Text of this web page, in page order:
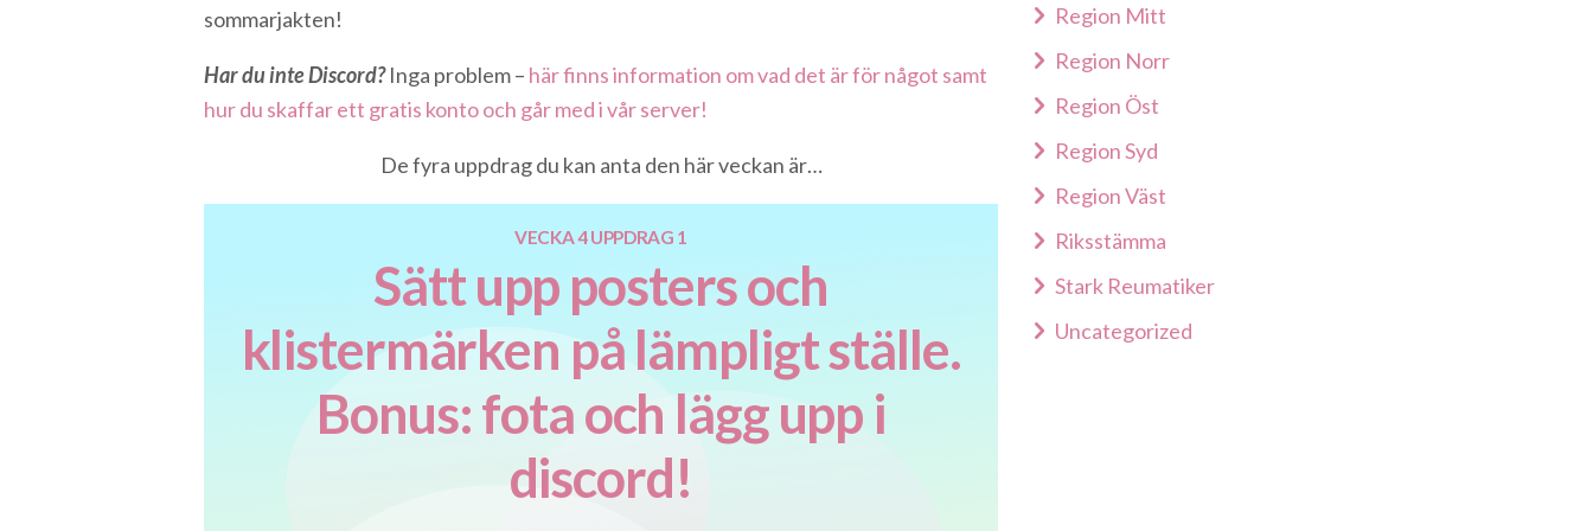
sommarjakten!
Har du inte Discord?Inga problem – här finns information om vad det är för något samt
hur du skaffar ett gratis konto och går med i vår server!
De fyra uppdrag du kan anta den här veckan är…
VECKA 4 UPPDRAG 1
Sätt upp posters och
klistermärken på lämpligt ställe.
Bonus: fota och lägg upp i
discord!
Region Mitt
Region Norr
Region Öst
Region Syd
Region Väst
Riksstämma
Stark Reumatiker
Uncategorized